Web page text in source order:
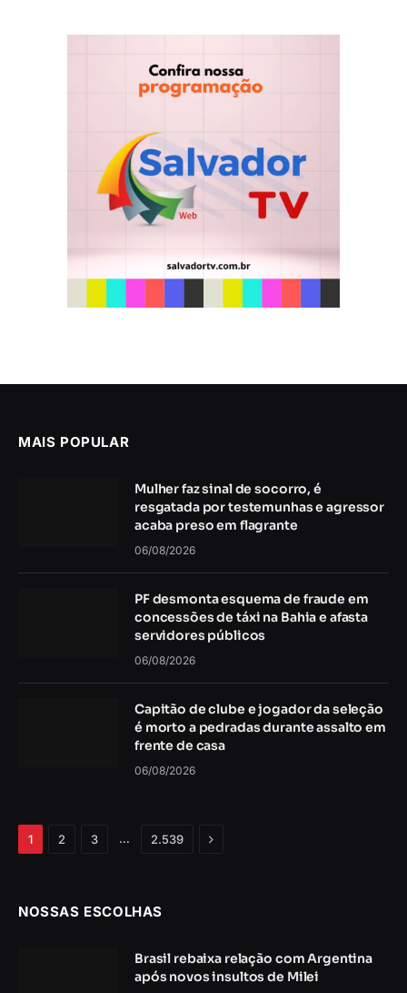
MAIS POPULAR
Mulher faz sinal de socorro, é
resgatada por testemunhas e agressor
acaba preso em flagrante
06/08/2026
PF desmonta esquema de fraude em
concessões de táxi na Bahia e afasta
servidores públicos
06/08/2026
Capitão de clube e jogador da seleção
é morto a pedradas durante assalto em
frente de casa
06/08/2026
1 2 3 … 2.539 Próximo
NOSSAS ESCOLHAS
Brasil rebaixa relação com Argentina
após novos insultos de Milei